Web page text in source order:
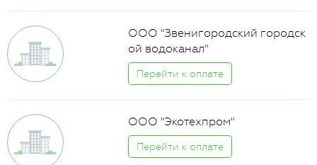
ООО "Звенигородский городск
ой водоканал"
Перейти к оплате
ООО "Экотехпром"
Перейти к оплате